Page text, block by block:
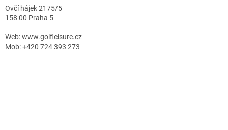
Ovčí hájek 2175/5
158 00 Praha 5
Web: www.golfleisure.cz
Mob: +420 724 393 273